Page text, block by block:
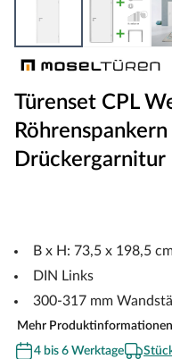
Türenset CPL
Drückergarnitur
B x H: 73,5 x 198,5
DIN Links
300-317 mm
Mehr Produktinformationen
4 bis 6 Werktage